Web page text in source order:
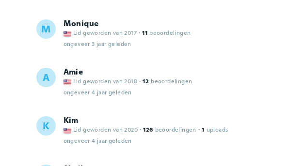
M Monique
Lid geworden van 2017 · 11 beoordelingen
ongeveer 3 jaar geleden
A Amie
Lid geworden van 2018 · 12 beoordelingen
ongeveer 4 jaar geleden
K Kim
Lid geworden van 2020 · 126 beoordelingen · 1 uploads
ongeveer 4 jaar geleden